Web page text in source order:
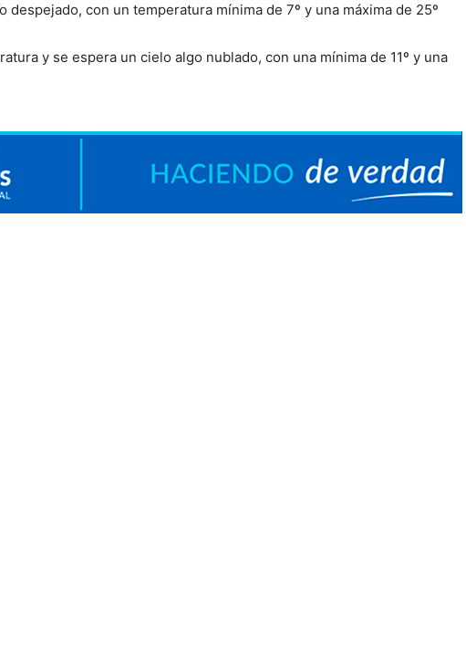
despejado, con un temperatura mínima de 7º y una máxima de 25º
y se espera un cielo algo nublado, con una mínima de 11º y una